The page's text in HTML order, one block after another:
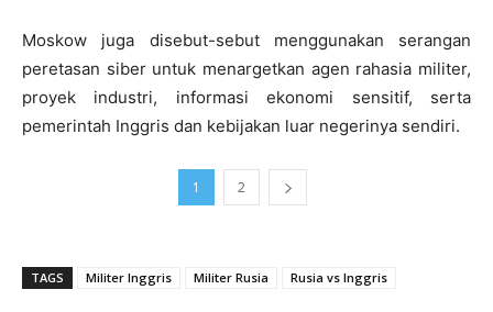
Moskow juga disebut-sebut menggunakan serangan
peretasan siber untuk menargetkan agen rahasia militer,
proyek industri, informasi ekonomi sensitif, serta
pemerintah Inggris dan kebijakan luar negerinya sendiri.
1 2
TAGS Militer Inggris Militer Rusia Rusia vs Inggris